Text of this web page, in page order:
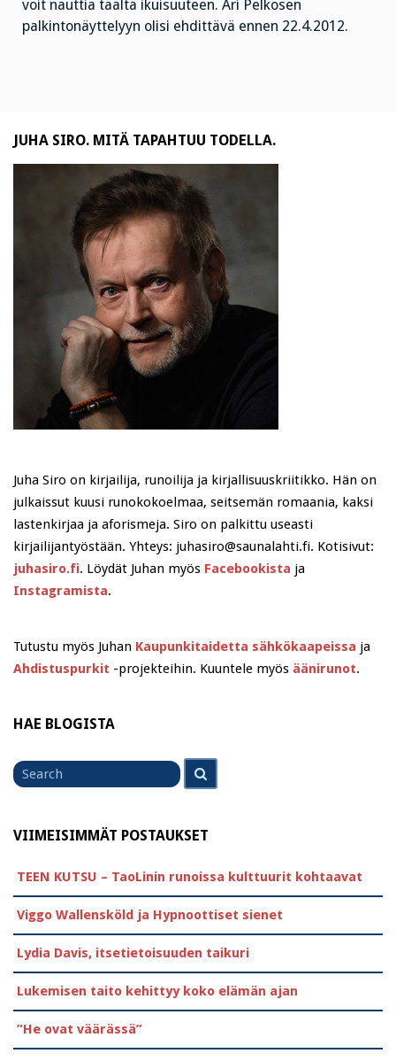
voit nauttia täältä ikuisuuteen. Ari Pelkosen
palkintonäyttelyyn olisi ehdittävä ennen 22.4.2012.
JUHA SIRO. MITÄ TAPAHTUU TODELLA.
Juha Siro on kirjailija, runoilija ja kirjallisuuskriitikko. Hän on
julkaissut kuusi runokokoelmaa, seitsemän romaania, kaksi
lastenkirjaa ja aforismeja. Siro on palkittu useasti
kirjailijantyöstään. Yhteys: juhasiro@saunalahti.fi. Kotisivut:
juhasiro.fi. Löydät Juhan myös Facebookista ja
Instagramista.
Tutustu myös Juhan Kaupunkitaidetta sähkökaapeissa ja
Ahdistuspurkit -projekteihin. Kuuntele myös äänirunot.
HAE BLOGISTA
Search
for
VIIMEISIMMÄT POSTAUKSET
TEEN KUTSU – TaoLinin runoissa kulttuurit kohtaavat
Viggo Wallensköld ja Hypnoottiset sienet
Lydia Davis, itsetietoisuuden taikuri
Lukemisen taito kehittyy koko elämän ajan
”He ovat väärässä”